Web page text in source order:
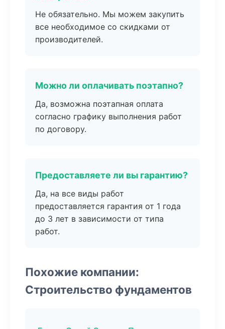
Не обязательно. Мы можем закупить
все необходимое со скидками от
производителей.
Можно ли оплачивать поэтапно?
Да, возможна поэтапная оплата
согласно графику выполнения работ
по договору.
Предоставляете ли вы гарантию?
Да, на все виды работ
предоставляется гарантия от 1 года
до 3 лет в зависимости от типа
работ.
Похожие компании:
Строительство фундаментов